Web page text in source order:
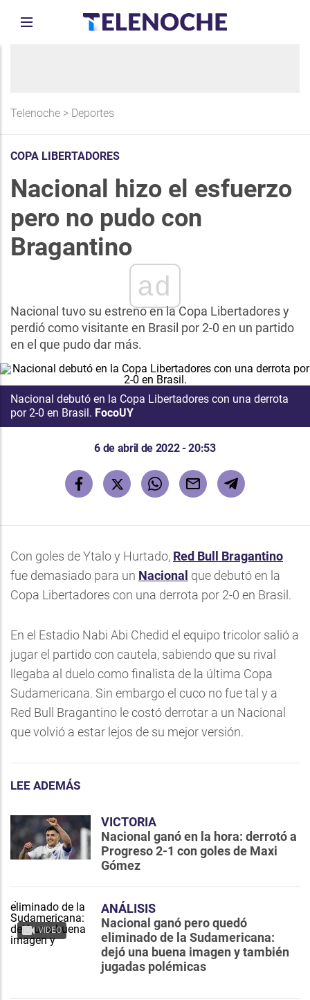
Telenoche > Deportes
COPA LIBERTADORES
Nacional hizo el esfuerzo
pero no pudo con
Bragantino
ad
Nacional tuvo su estreno en la Copa Libertadores y
perdió como visitante en Brasil por 2-0 en un partido
en el que pudo dar más.
Nacional debutó en la Copa Libertadores con una derrota
por 2-0 en Brasil. FocoUY
6 de abril de 2022 - 20:53
Con goles de Ytalo y Hurtado, Red Bull Bragantino
fue demasiado para un Nacional que debutó en la
Copa Libertadores con una derrota por 2-0 en Brasil.
En el Estadio Nabi Abi Chedid el equipo tricolor salió a
jugar el partido con cautela, sabiendo que su rival
llegaba al duelo como finalista de la última Copa
Sudamericana. Sin embargo el cuco no fue tal y a
Red Bull Bragantino le costó derrotar a un Nacional
que volvió a estar lejos de su mejor versión.
LEE ADEMÁS
VICTORIA
Nacional ganó en la hora: derrotó a
Progreso 2-1 con goles de Maxi
Gómez
VIDEO
ANÁLISIS
Nacional ganó pero quedó
eliminado de la Sudamericana:
dejó una buena imagen y también
jugadas polémicas